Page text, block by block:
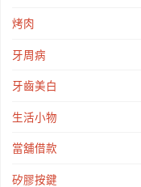
烤肉
牙周病
牙齒美白
生活小物
當舖借款
矽膠按鍵